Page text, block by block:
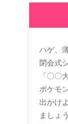
ハゲ、
閉会式
「〇〇
ポケモ
出かけ
ましょ